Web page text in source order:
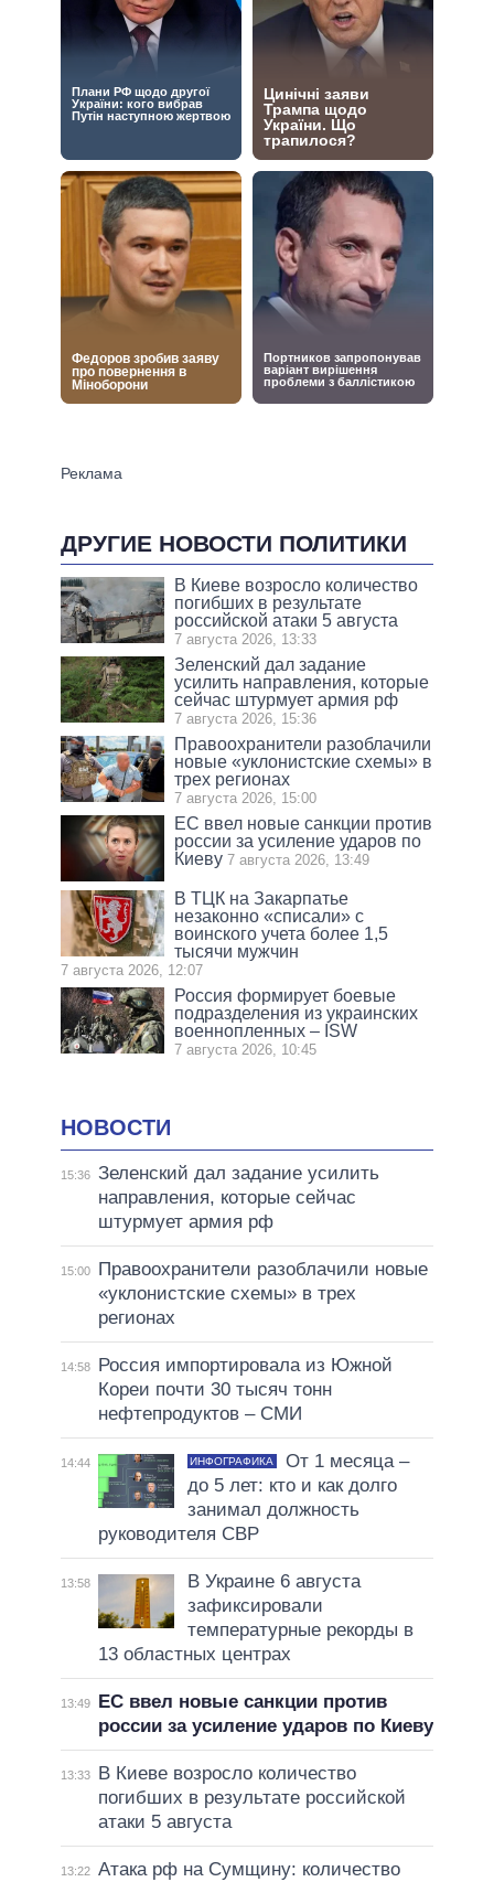
ДРУГИЕ НОВОСТИ ПОЛИТИКИ
В Киеве возросло количество
погибших в результате
российской атаки 5 августа
7 августа 2026, 13:33
Зеленский дал задание
усилить направления, которые
сейчас штурмует армия рф
7 августа 2026, 15:36
Правоохранители разоблачили
новые «уклонистские схемы» в
трех регионах
7 августа 2026, 15:00
ЕС ввел новые санкции против
россии за усиление ударов по
Киеву 7 августа 2026, 13:49
В ТЦК на Закарпатье
незаконно «списали» с
воинского учета более 1,5
тысячи мужчин
7 августа 2026, 12:07
Россия формирует боевые
подразделения из украинских
военнопленных – ISW
7 августа 2026, 10:45
НОВОСТИ
15:36 Зеленский дал задание усилить
направления, которые сейчас
штурмует армия рф
15:00
Правоохранители разоблачили новые
«уклонистские схемы» в трех
регионах
14:58
Россия импортировала из Южной
Кореи почти 30 тысяч тонн
нефтепродуктов – СМИ
14:44 ИНФОГРАФИКА
От 1 месяца –
до 5 лет: кто и как долго
занимал должность
руководителя СВР
13:58
В Украине 6 августа
зафиксировали
температурные рекорды в
13 областных центрах
13:49
ЕС ввел новые санкции против
россии за усиление ударов по Киеву
13:33
В Киеве возросло количество
погибших в результате российской
атаки 5 августа
13:22 Атака рф на Сумщину: количество